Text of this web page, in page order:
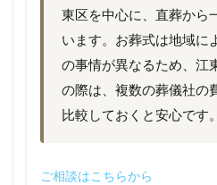
東区を中心に、直葬から
います。お葬式は地域に
の事情が異なるため、江
の際は、複数の葬儀社の
比較しておくと安心です。
ご相談はこちらから